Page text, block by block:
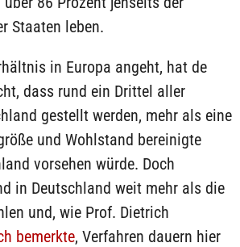
Staaten leben.
in Europa angeht, hat de
dass rund ein Drittel aller
gestellt werden, mehr als eine
und Wohlstand bereinigte
vorsehen würde. Doch
in Deutschland weit mehr als die
und, wie Prof. Dietrich
bemerkte, Verfahren dauern hier